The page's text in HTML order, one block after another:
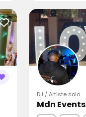
DJ / Artiste solo
Mdn Events